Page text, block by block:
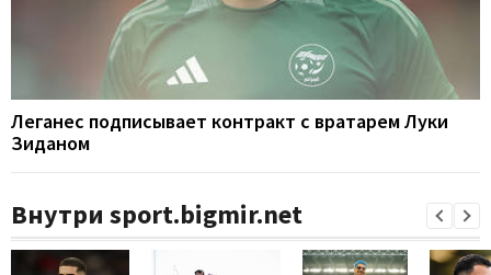
Леганес подписывает контракт с вратарем Луки
Зиданом
Внутри sport.bigmir.net